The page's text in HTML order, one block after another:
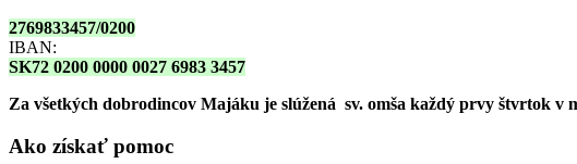
2769833457/0200
IBAN:
SK72 0200 0000 0027 6983 3457
Za všetkých dobrodincov Majáku je slúžená sv. omša každý prvy štvrtok v
Ako získať pomoc